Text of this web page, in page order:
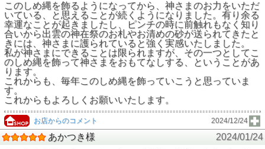
このしめ縄を飾るようになってから、神さまのお力をいただ
いている、と思えることが続くようになりました。有り余る
幸運なことが起きましたし、ピンチの時に前触れもなく知り
合いから出雲の神在祭のお札やお清めの砂が送られてきたと
きには、神さまに護られていると強く実感いたしました。
私が神さまにできることは限られますが、その一つとしてこ
のしめ縄を飾って神さまをおもてなしする、ということがあ
ります。
これからも、毎年このしめ縄を飾っていこうと思っていま
す。
これからもよろしくお願いいたします。
お店からのコメント 2024/12/24
あかつき様
2024/01/24